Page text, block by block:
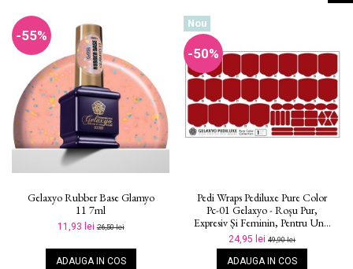
-55%
Gelaxyo Rubber Base Glamyo
11 7ml
11,93 lei26,50 lei
ADAUGA IN COS
Nou
-50%
Pedi Wraps Pediluxe Pure Color
Pc-01 Gelaxyo - Roșu Pur,
Expresiv Și Feminin, Pentru Un...
24,95 lei49,90 lei
ADAUGA IN COS